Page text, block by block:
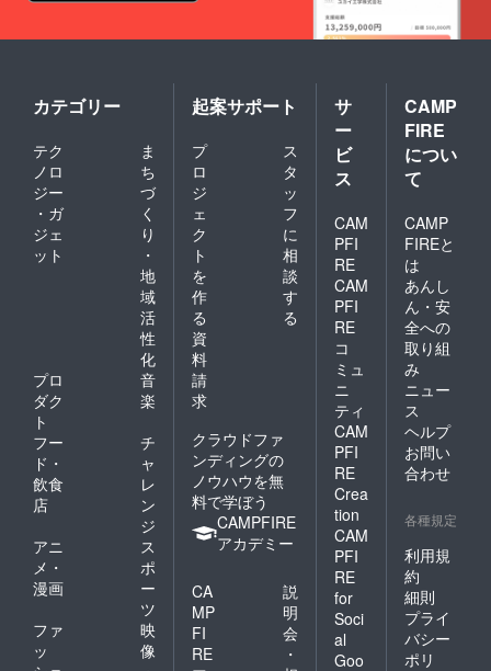
カテゴリー
テク
ノロ
ジー
・ガ
ジェ
ット
ま
ち
づ
く
り
・
地
域
活
性
化
プロ
ダク
ト
音
楽
フー
ド・
飲食
店
チ
ャ
レ
ン
ジ
アニ
メ・
漫画
ス
ポ
ー
ツ
ファ
ッ
映
像
起案サポート
プ
ロ
ジ
ェ
ク
ト
を
作
る
ス
タ
ッ
フ
に
相
談
す
る
資
料
請
求
クラウドファ
ンディングの
ノウハウを無
料で学ぼう
CAMPFIRE
アカデミー
CA
MP
FI
RE
説
明
会
・
サ
ー
ビ
ス
CAM
PFI
RE
CAM
PFI
RE
コ
ミュ
ニ
ティ
CAM
PFI
RE
Crea
tion
CAM
PFI
RE
for
Soci
al
Goo
CAMP
FIRE
につい
て
CAMP
FIREと
は
あんし
ん・安
全への
取り組
み
ニュー
ス
ヘルプ
お問い
合わせ
各種規定
利用規
約
細則
プライ
バシー
ポリ